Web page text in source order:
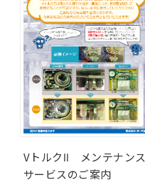
VトルクⅡ メンテナンス
サービスのご案内